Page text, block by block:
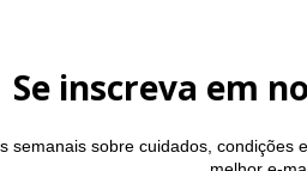
é a técnica mais econômica
e praticamente elimina o